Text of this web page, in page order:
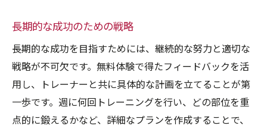
長期的な成功のための戦略
長期的な成功を目指すためには、継続的な努力と適切な
戦略が不可欠です。無料体験で得たフィードバックを活
用し、トレーナーと共に具体的な計画を立てることが第
一歩です。週に何回トレーニングを行い、どの部位を重
点的に鍛えるかなど、詳細なプランを作成することで、